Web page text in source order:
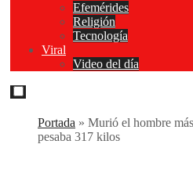
Efemérides
Religión
Tecnología
Viral
Video del día
Portada » Murió el hombre
pesaba 317 kilos